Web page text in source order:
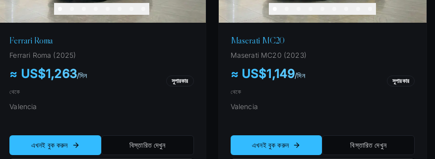
Ferrari Roma
Ferrari Roma (2025)
≈ US$1,263/দিন
থেকে
সুপারকার
Valencia
এখনই বুক করুন বিস্তারিত দেখুন
Maserati MC20
Maserati MC20 (2023)
≈ US$1,149/দিন
থেকে
সুপারকার
Valencia
এখনই বুক করুন বিস্তারিত দেখুন